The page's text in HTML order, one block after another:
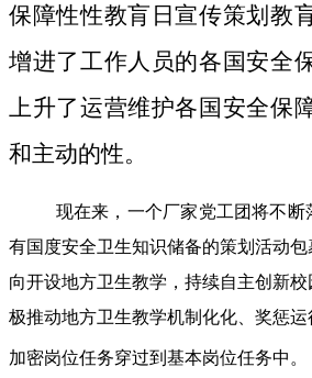
保障性性教肓日宣传策划教
增进了工作人员的各国安全
上升了运营维护各国安全保
和主动的性。
现在来，一个厂家党工团将不断
有国度安全卫生知识储备的策划活动
向开设地方卫生教学，持续自主创新
极推动地方卫生教学机制化化、奖惩
加密岗位任务穿过到基本岗位任务中。